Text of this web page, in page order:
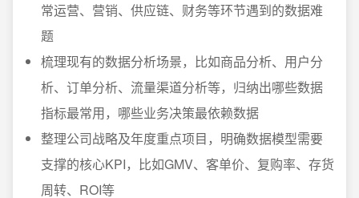
常运营、营销、供应链、财务等环节遇到的数据难
题
梳理现有的数据分析场景，比如商品分析、用户分
析、订单分析、流量渠道分析等，归纳出哪些数据
指标最常用，哪些业务决策最依赖数据
整理公司战略及年度重点项目，明确数据模型需要
支撑的核心KPI，比如GMV、客单价、复购率、存货
周转、ROI等